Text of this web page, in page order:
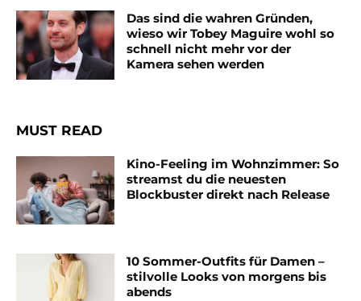
Das sind die wahren Gründen,
wieso wir Tobey Maguire wohl so
schnell nicht mehr vor der
Kamera sehen werden
MUST READ
Kino-Feeling im Wohnzimmer: So
streamst du die neuesten
Blockbuster direkt nach Release
10 Sommer-Outfits für Damen –
stilvolle Looks von morgens bis
abends